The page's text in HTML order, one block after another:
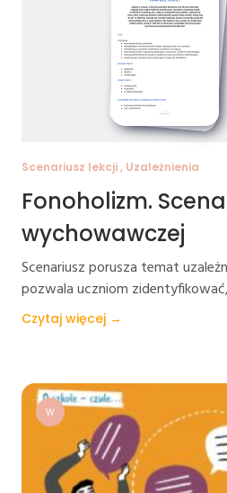
Scenariusz lekcji , Uzależnienia
Fonoholizm.
wychowawczej
Scenariusz porusza temat
pozwala uczniom
Czytaj więcej →
W